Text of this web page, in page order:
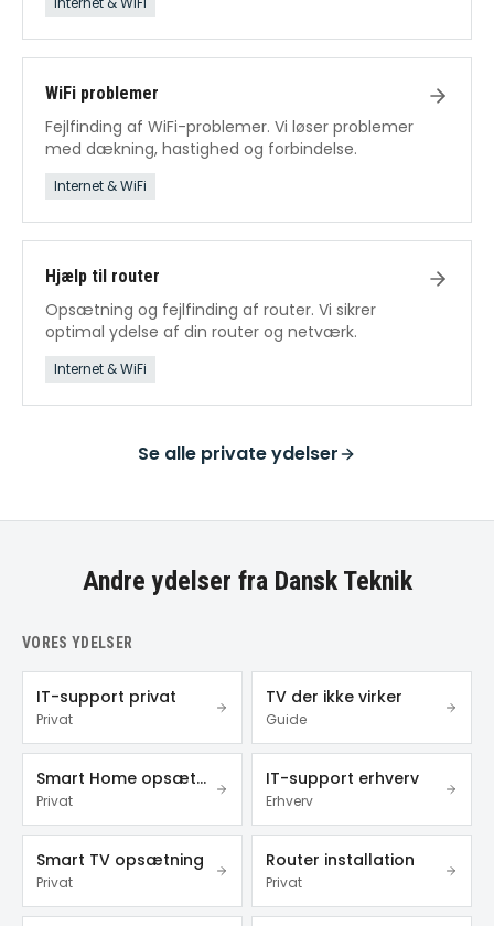
WiFi problemer
Fejlfinding af WiFi-problemer. Vi løser problemer
med dækning, hastighed og forbindelse.
Internet & WiFi
Hjælp til router
Opsætning og fejlfinding af router. Vi sikrer
optimal ydelse af din router og netværk.
Internet & WiFi
Se alle private ydelser
Andre ydelser fra Dansk Teknik
VORES YDELSER
IT-support privat
Privat
TV der ikke virker
Guide
Smart Home opsætning
Privat
IT-support erhverv
Erhverv
Smart TV opsætning
Privat
Router installation
Privat